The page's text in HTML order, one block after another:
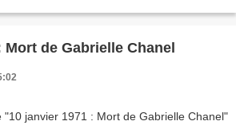
10 janvier 1971 : Mort de Gabrielle Chanel